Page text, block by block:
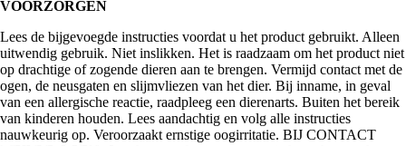
VOORZORGEN
Lees de bijgevoegde instructies voordat u het product gebruikt. Alleen
uitwendig gebruik. Niet inslikken. Het is raadzaam om het product niet
op drachtige of zogende dieren aan te brengen. Vermijd contact met de
ogen, de neusgaten en slijmvliezen van het dier. Bij inname, in geval
van een allergische reactie, raadpleeg een dierenarts. Buiten het bereik
van kinderen houden. Lees aandachtig en volg alle instructies
nauwkeurig op. Veroorzaakt ernstige oogirritatie. BIJ CONTACT